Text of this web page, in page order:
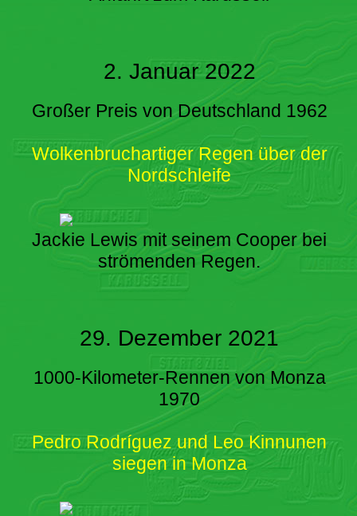
2. Januar 2022
Großer Preis von Deutschland 1962
Wolkenbruchartiger Regen über der
Nordschleife
Jackie Lewis mit seinem Cooper bei
strömenden Regen.
29. Dezember 2021
1000-Kilometer-Rennen von Monza
1970
Pedro Rodríguez und Leo Kinnunen
siegen in Monza